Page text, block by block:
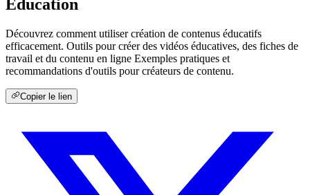
Éducation
Découvrez comment utiliser création de contenus éducatifs
efficacement. Outils pour créer des vidéos éducatives, des fiches de
travail et du contenu en ligne Exemples pratiques et
recommandations d'outils pour créateurs de contenu.
Copier le lien